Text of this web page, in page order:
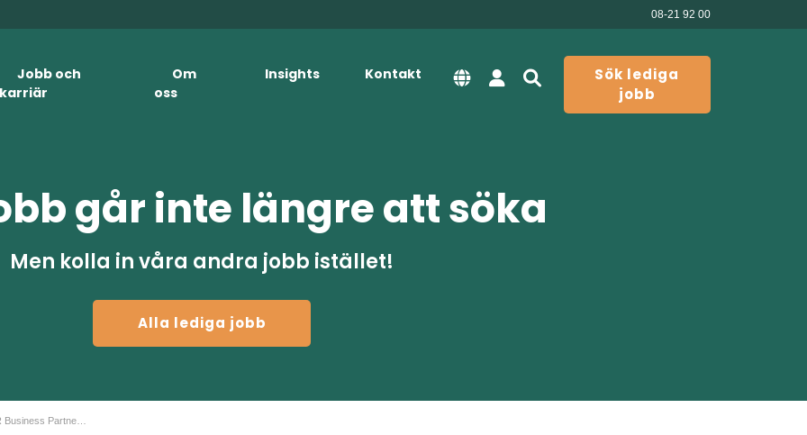
08-21 92 00
Jobb och
karriär
Om
oss
Insights Kontakt
Sök lediga
jobb
går inte längre att söka
Men kolla in våra andra jobb istället!
Alla lediga jobb